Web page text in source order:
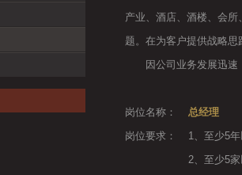
产业、酒店、酒楼、会
题。在为客户提供战略
因公司业务发展迅速，
岗位名称：
总经理
岗位要求：
1、至少5
2、至少5